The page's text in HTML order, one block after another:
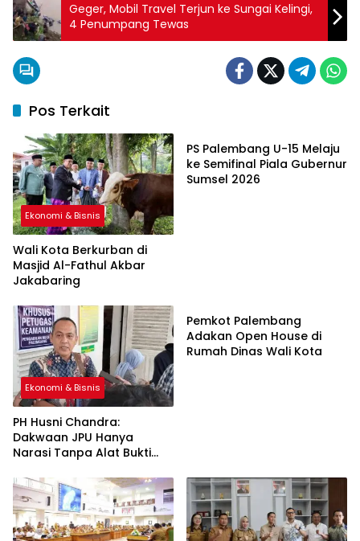
Geger, Mobil Travel Terjun ke Sungai Kelingi,
4 Penumpang Tewas
Pos Terkait
Ekonomi & Bisnis
Wali Kota Berkurban di
Masjid Al-Fathul Akbar
Jakabaring
PS Palembang U-15 Melaju
ke Semifinal Piala Gubernur
Sumsel 2026
Ekonomi & Bisnis
PH Husni Chandra:
Dakwaan JPU Hanya
Narasi Tanpa Alat Bukti
Pemkot Palembang
Adakan Open House di
Rumah Dinas Wali Kota